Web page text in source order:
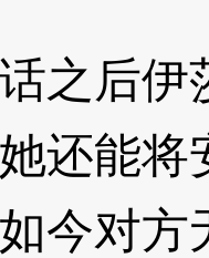
后伊
还能
今对